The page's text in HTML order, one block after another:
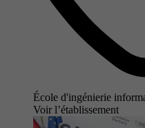
École d'ingénierie
Voir l’établissement